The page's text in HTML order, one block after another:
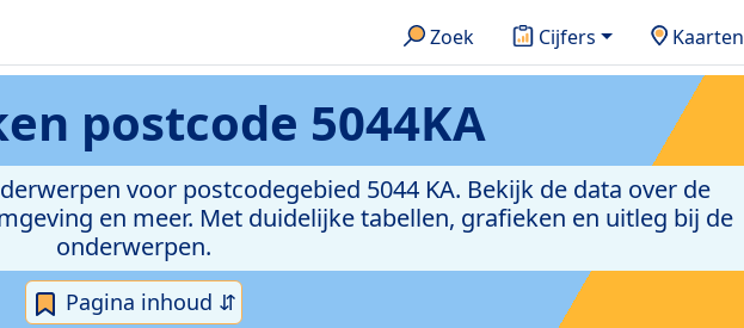
Zoek Cijfers Kaarten
postcode 5044KA
voor postcodegebied 5044 KA. Bekijk de data over de
en meer. Met duidelijke tabellen, grafieken en uitleg bij de
onderwerpen.
Pagina inhoud ⇵